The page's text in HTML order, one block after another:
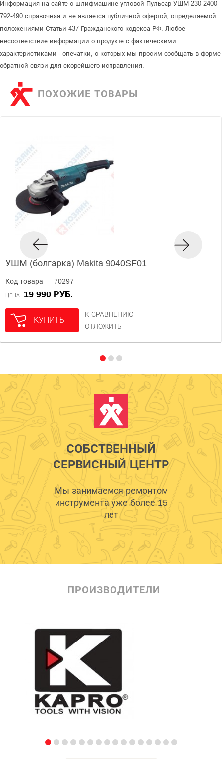
Информация на сайте о шлифмашине угловой Пульсар УШМ-230-2400
792-490 справочная и не является публичной офертой, определяемой
положениями Статьи 437 Гражданского кодекса РФ. Любое
несоответствие информации о продукте с фактическими
характеристиками - опечатки, о которых мы просим сообщать в форме
обратной связи для скорейшего исправления.
ПОХОЖИЕ ТОВАРЫ
УШМ (болгарка) Makita 9040SF01
Код товара — 70297
ЦЕНА 19 990 РУБ.
КУПИТЬ
К СРАВНЕНИЮ
ОТЛОЖИТЬ
СОБСТВЕННЫЙ
СЕРВИСНЫЙ ЦЕНТР
Мы занимаемся ремонтом
инструмента уже более 15
лет
ПРОИЗВОДИТЕЛИ